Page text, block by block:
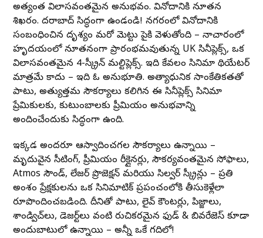
అత్యంత విలాసవంతమైన అనుభవం. వినోదానికి నూతన
శిఖరం. హైదరాబాద్ సిద్ధంగా ఉండండి! నగరంలో వినోదానికి
సంబంధించిన దృశ్యం మరో మెట్టు పైకి వెళుతోంది – నాచారంలో
హృదయంలో నూతనంగా ప్రారంభమవుతున్న UK సినీప్లెక్స్, ఒక
విలాసవంతమైన 4-స్క్రీన్ మల్టిప్లెక్స్. ఇది కేవలం సినిమా థియేటర్
మాత్రమే కాదు – ఇది ఓ అనుభూతి. అత్యాధునిక సాంకేతికతతో
పాటు, అత్యుత్తమ సౌకర్యాలు కలిగిన ఈ సినీప్లెక్స్ సినిమా
ప్రేమికులకు, కుటుంబాలకు ప్రీమియం అనుభవాన్ని
అందించేందుకు సిద్ధంగా ఉంది.
ఇక్కడ అందరూ ఆస్వాదించగల సౌకర్యాలు ఉన్నాయి –
మృదువైన సీటింగ్, ప్రీమియం రీక్లైనర్లు, సౌకర్యవంతమైన సోఫాలు,
Atmos సౌండ్, లేజర్ ప్రొజెక్షన్ మరియు సిల్వర్ స్క్రీన్లు – ప్రతి
అంశం ప్రేక్షకులను ఒక సినిమాటిక్ ప్రపంచంలోకి తీసుకెళ్లేలా
రూపొందించబడింది. దీనితో పాటు, లైవ్ కౌంటర్లు, పిజ్జాలు,
శాండ్విచ్‌లు, డెజర్ట్‌లు వంటి రుచికరమైన ఫుడ్ & బివరేజెస్ కూడా
అందుబాటులో ఉన్నాయి – అన్నీ ఒకే గదిలో!